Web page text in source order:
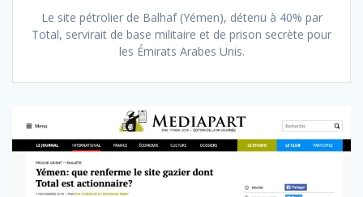
Le site pétrolier de Balhaf (Yémen), détenu à 40% par
Total, servirait de base militaire et de prison secrète pour
les Émirats Arabes Unis.